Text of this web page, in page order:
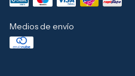
Medios de envío